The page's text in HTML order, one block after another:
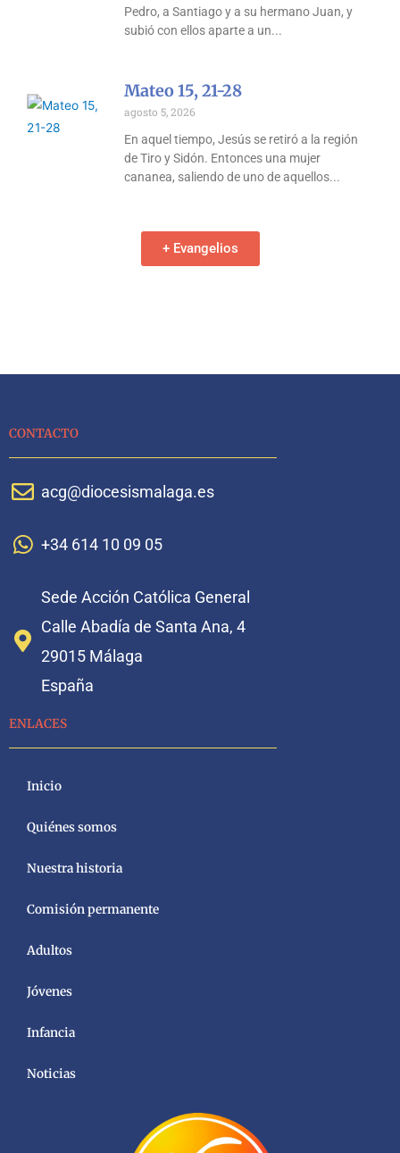
Pedro, a Santiago y a su hermano Juan, y
subió con ellos aparte a un
Mateo 15, 21-28
agosto 5, 2026
En aquel tiempo, Jesús se retiró a la región
de Tiro y Sidón. Entonces una mujer
cananea, saliendo de uno de aquellos
+ Evangelios
CONTACTO
acg@diocesismalaga.es
+34 614 10 09 05
Sede Acción Católica General
Calle Abadía de Santa Ana, 4
29015 Málaga
España
ENLACES
Inicio
Quiénes somos
Nuestra historia
Comisión permanente
Adultos
Jóvenes
Infancia
Noticias